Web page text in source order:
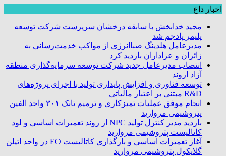
اخبار داغ
مجید خدابخش با سابقه درخشان سرپرست شرکت توسعه
پلیمر پادجم شد
مدیرعامل هلدینگ صباانرژی از مواکب خدمت‌رسانی به
زائران و عزاداران بازدید کرد
انتصاب مدیرعامل جدید شرکت توسعه سرمایه‌گذاری منطقه
آزاد اروند
توسعه فناوری و افزایش پایداری تولید با اجرای پروژه‌های
R&D مبتنی بر اعتبار مالیاتی
انجام موفق عملیات تمیزکاری و ترمیم تانک ۳۰۱ واحد الفین
پتروشیمی مروارید
بازدید مدیر کنترل تولید NPC از روند تعمیرات اساسی و لود
کاتالیست پتروشیمی مروارید
آغاز تعمیرات اساسی و بارگذاری کاتالیست EO در واحد اتیلن
گلایکول پتروشیمی مروارید